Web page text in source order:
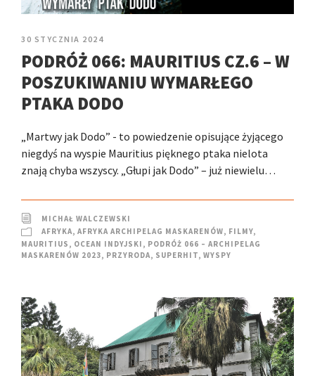
30 STYCZNIA 2024
PODRÓŻ 066: MAURITIUS CZ.6 – W
POSZUKIWANIU WYMARŁEGO
PTAKA DODO
„Martwy jak Dodo” - to powiedzenie opisujące żyjącego
niegdyś na wyspie Mauritius pięknego ptaka nielota
znają chyba wszyscy. „Głupi jak Dodo” – już niewielu…
MICHAŁ WALCZEWSKI
AFRYKA, AFRYKA ARCHIPELAG MASKARENÓW, FILMY,
MAURITIUS , OCEAN INDYJSKI , PODRÓŻ 066 – ARCHIPELAG
MASKARENÓW 2023, PRZYRODA, SUPERHIT, WYSPY